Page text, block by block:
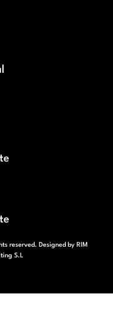
reserved. Designed by RIM
S.L